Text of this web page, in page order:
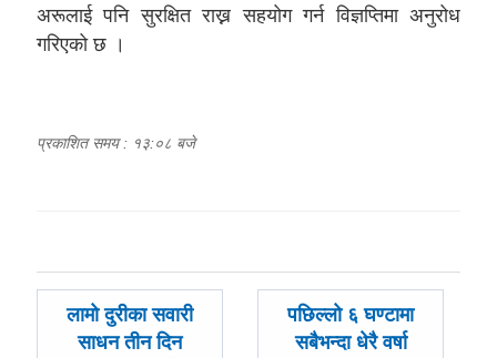
अरूलाई पनि सुरक्षित राख्न सहयोग गर्न विज्ञप्तिमा अनुरोध
गरिएको छ ।
प्रकाशित समय : १३:०८ बजे
पछिल्लाे
लामो दुरीका सवारी
साधन तीन दिन
अघिल्लाे
पछिल्लो ६ घण्टामा
सबैभन्दा धेरै वर्षा